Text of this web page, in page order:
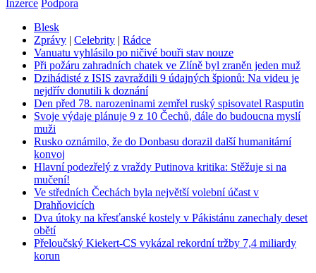
Inzerce Podpora
Blesk
Zprávy | Celebrity | Rádce
Vanuatu vyhlásilo po ničivé bouři stav nouze
Při požáru zahradních chatek ve Zlíně byl zraněn jeden muž
Dzihádisté z ISIS zavraždili 9 údajných špionů: Na videu je
nejdřív donutili k doznání
Den před 78. narozeninami zemřel ruský spisovatel Rasputin
Svoje výdaje plánuje 9 z 10 Čechů, dále do budoucna myslí
muži
Rusko oznámilo, že do Donbasu dorazil další humanitární
konvoj
Hlavní podezřelý z vraždy Putinova kritika: Stěžuje si na
mučení!
Ve středních Čechách byla největší volební účast v
Drahňovicích
Dva útoky na křesťanské kostely v Pákistánu zanechaly deset
obětí
Přeloučský Kiekert-CS vykázal rekordní tržby 7,4 miliardy
korun